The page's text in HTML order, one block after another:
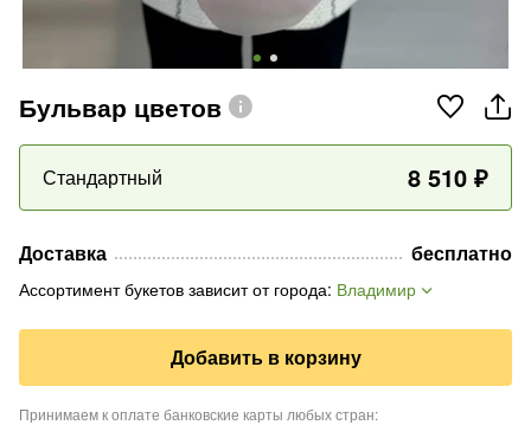
Бульвар цветов
Стандартный 8 510 ₽
Доставка бесплатно
Ассортимент букетов зависит от города: Владимир
Добавить в корзину
Принимаем к оплате банковские карты любых стран: